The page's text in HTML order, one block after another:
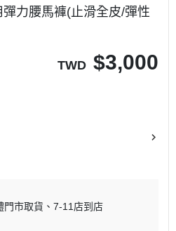
力腰馬褲(止滑全皮/彈性
TWD $3,000
門市取貨
7-11店到店